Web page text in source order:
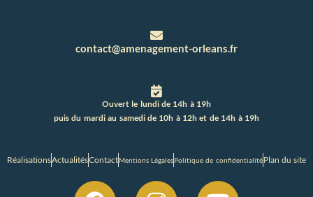
contact@amenagement-orleans.fr
Ouvert le lundi de 14h à 19h
puis du mardi au samedi de 10h à 12h et de 14h à 19h
RéalisationsActualitésContactMentions LégalesPolitique de confidentialitéPlan du site